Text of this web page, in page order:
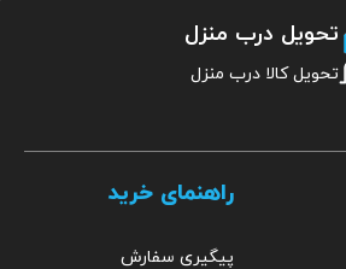
تحویل درب منزل
تحویل کالا درب منزل
راهنمای خرید
پیگیری سفارش